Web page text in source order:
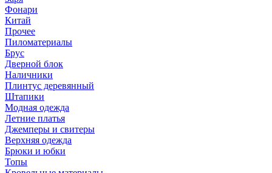
Фонари
Китай
Прочее
Пиломатериалы
Брус
Дверной блок
Наличники
Плинтус деревянный
Штапики
Модная одежда
Летние платья
Джемперы и свитеры
Верхняя одежда
Брюки и юбки
Топы